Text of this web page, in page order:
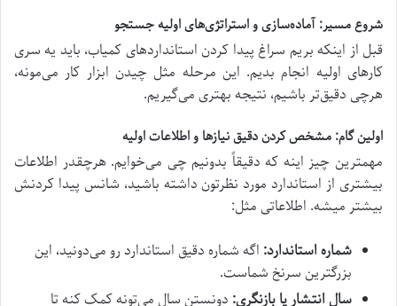
شروع مسیر: آماده‌سازی و استراتژی‌های اولیه جستجو
قبل از اینکه بریم سراغ پیدا کردن استانداردهای کمیاب، باید یه سری
کارهای اولیه انجام بدیم. این مرحله مثل چیدن ابزار کار می‌مونه،
هرچی دقیق‌تر باشیم، نتیجه بهتری می‌گیریم.
اولین گام: مشخص کردن دقیق نیازها و اطلاعات اولیه
مهمترین چیز اینه که دقیقاً بدونیم چی می‌خوایم. هرچقدر اطلاعات
بیشتری از استاندارد مورد نظرتون داشته باشید، شانس پیدا کردنش
بیشتر میشه. اطلاعاتی مثل:
شماره استاندارد: اگه شماره دقیق استاندارد رو می‌دونید، این
بزرگترین سرنخ شماست.
سال انتشار یا بازنگری: دونستن سال می‌تونه کمک کنه تا